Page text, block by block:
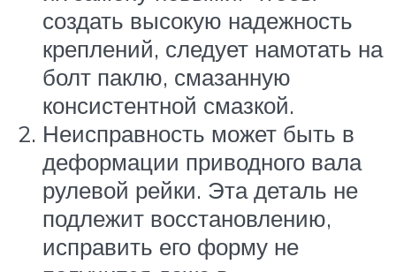
создать высокую надежность
креплений, следует намотать на
болт паклю, смазанную
консистентной смазкой.
Неисправность может быть в
деформации приводного вала
рулевой рейки. Эта деталь не
подлежит восстановлению,
исправить его форму не